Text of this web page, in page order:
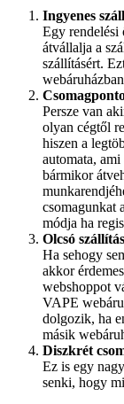
Ingyenes
Egy rendelési
átvállalja a
szállításért.
Persze van
olyan cégtől
hiszen a
automata,
bármikor
csomagunkat
módja ha
Olcsó
Ha sehogy
akkor
webshoppot
VAPE
dolgozik, ha
másik
Diszkrét
Ez is egy
senki, hogy